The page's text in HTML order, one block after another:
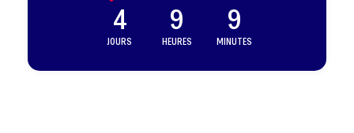
4
JOURS
9
HEURES
9
MINUTES